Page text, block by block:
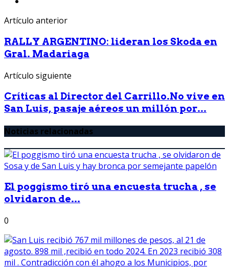
Artículo anterior
RALLY ARGENTINO: lideran los Skoda en
Gral. Madariaga
Artículo siguiente
Críticas al Director del Carrillo.No vive en
San Luis, pasaje aéreos un millón por...
Noticias relacionadas
El poggismo tiró una encuesta trucha , se
olvidaron de...
0